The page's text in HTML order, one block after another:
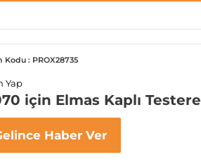
Kodu : PROX28735
Yap
için Elmas Kaplı Testere
Haber Ver